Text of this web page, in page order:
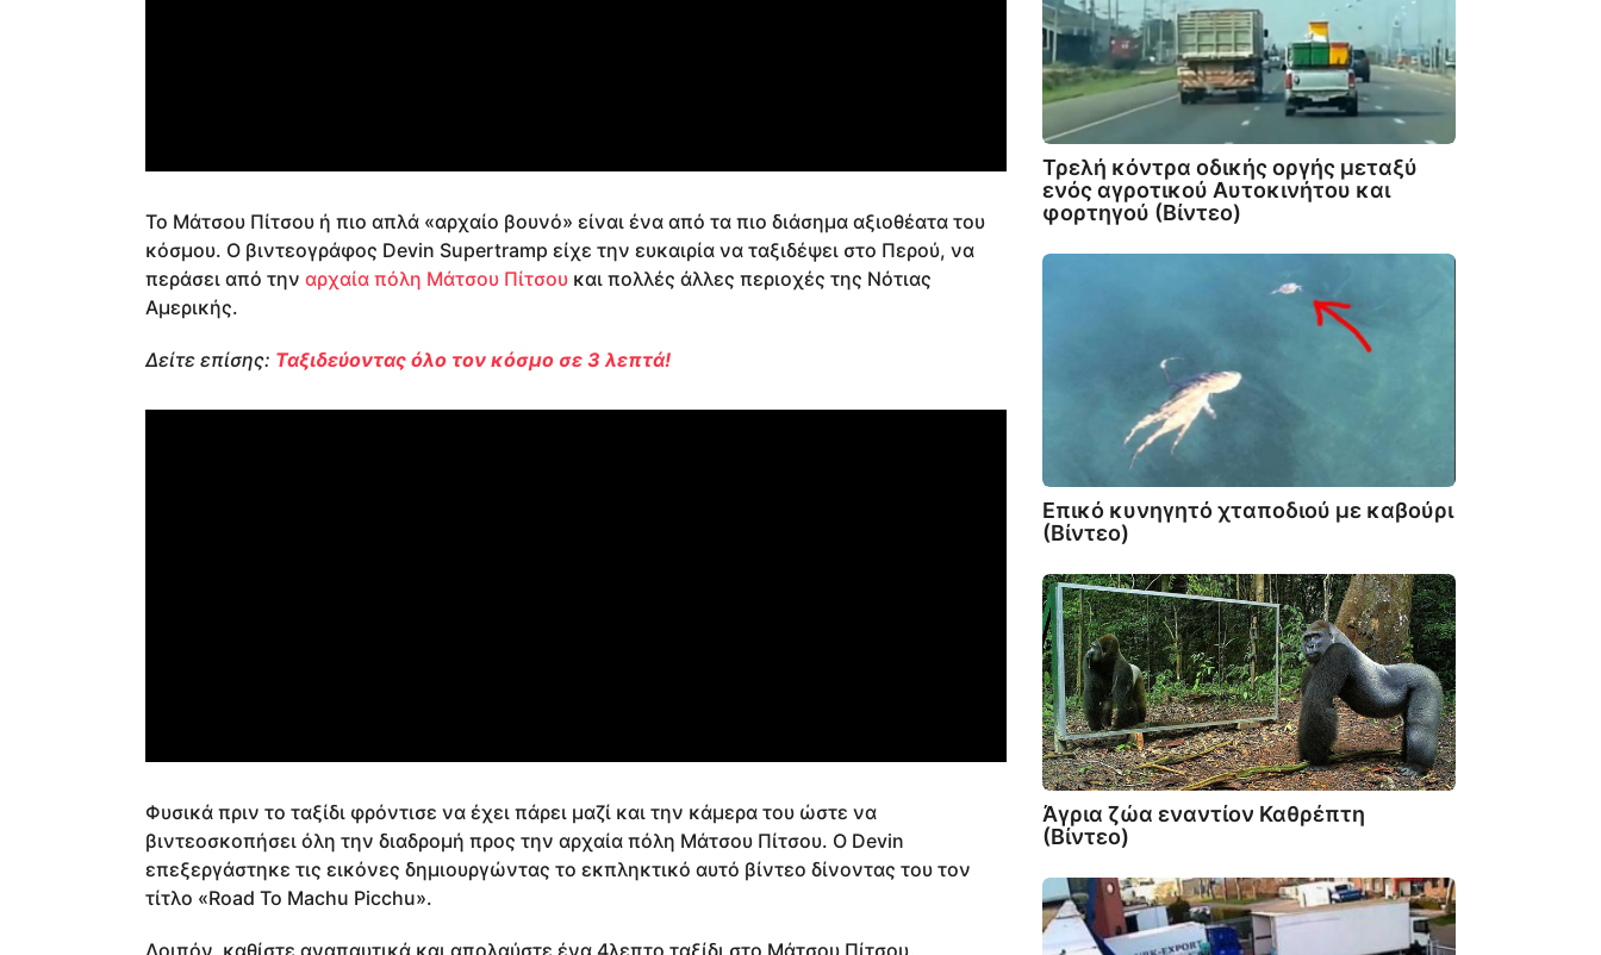
Το Μάτσου Πίτσου ή πιο απλά «αρχαίο βουνό» είναι ένα από τα πιο διάσημα αξιοθέατα του
κόσμου. Ο βιντεογράφος Devin Supertramp είχε την ευκαιρία να ταξιδέψει στο Περού, να
περάσει από την αρχαία πόλη Μάτσου Πίτσου και πολλές άλλες περιοχές της Νότιας
Αμερικής.
Δείτε επίσης: Ταξιδεύοντας όλο τον κόσμο σε 3 λεπτά!
Φυσικά πριν το ταξίδι φρόντισε να έχει πάρει μαζί και την κάμερα του ώστε να
βιντεοσκοπήσει όλη την διαδρομή προς την αρχαία πόλη Μάτσου Πίτσου. Ο Devin
επεξεργάστηκε τις εικόνες δημιουργώντας το εκπληκτικό αυτό βίντεο δίνοντας του τον
τίτλο «Road To Machu Picchu».
Τρελή κόντρα οδικής οργής μεταξύ
ενός αγροτικού Αυτοκινήτου και
φορτηγού (Βίντεο)
Επικό κυνηγητό χταποδιού με καβούρι
(Βίντεο)
Άγρια ζώα εναντίον Καθρέπτη
(Βίντεο)